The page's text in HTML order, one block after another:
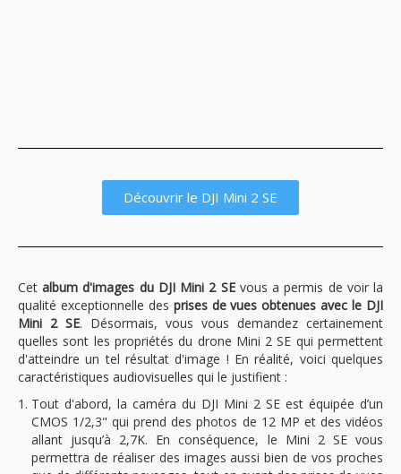
Découvrir le DJI Mini 2 SE
Cet album d'images du DJI Mini 2 SEvous a permis de voir la
qualité exceptionnelle des prises de vues obtenues avec le DJI
Mini 2 SE. Désormais, vous vous demandez certainement
quelles sont les propriétés du drone Mini 2 SE qui permettent
d'atteindre un tel résultat d'image ! En réalité, voici quelques
caractéristiques audiovisuelles qui le justifient :
Tout d'abord, la caméra du DJI Mini 2 SE est équipée d’un
CMOS 1/2,3" qui prend des photos de 12 MP et des vidéos
allant jusqu’à 2,7K. En conséquence, le Mini 2 SE vous
permettra de réaliser des images aussi bien de vos proches